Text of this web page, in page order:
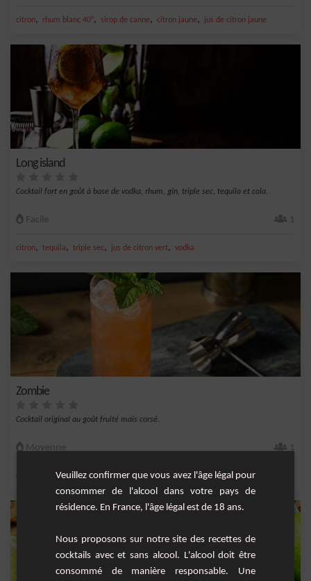
citron, rhum blanc 40°, sirop de canne, citron jaune, jus de citron jaune
Long island
Cocktail fort en goût à base de vodka, rhum, gin, triple sec, tequila et cola.
Facile 1
citron, tequila, triple sec, jus de citron vert, vodka
Zombie
Cocktail original au goût fruité mais corsé.
Moyenne 1
citron rhum blanc 40°,sirop de canne ,jus d'ananas,jus de citron vert
Veuillez confirmer que vous avez l'âge légal pour
consommer de l'alcool dans votre pays de
résidence. En France, l'âge légal est de 18 ans.
Nous proposons sur notre site des recettes de
cocktails avec et sans alcool. L'alcool doit être
consommé de manière responsable. Une